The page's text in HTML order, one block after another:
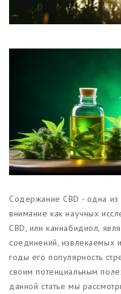
CBD
Красота и
CBD для
Какао и
Магазины
Содержание CBD - одна
внимание как научных
CBD, или каннабидиол,
соединений, извлекаемых
годы его популярность
своим потенциальным
данной статье мы